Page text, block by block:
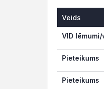
Veids
Veids
VID
Pieteikums
Pieteikums